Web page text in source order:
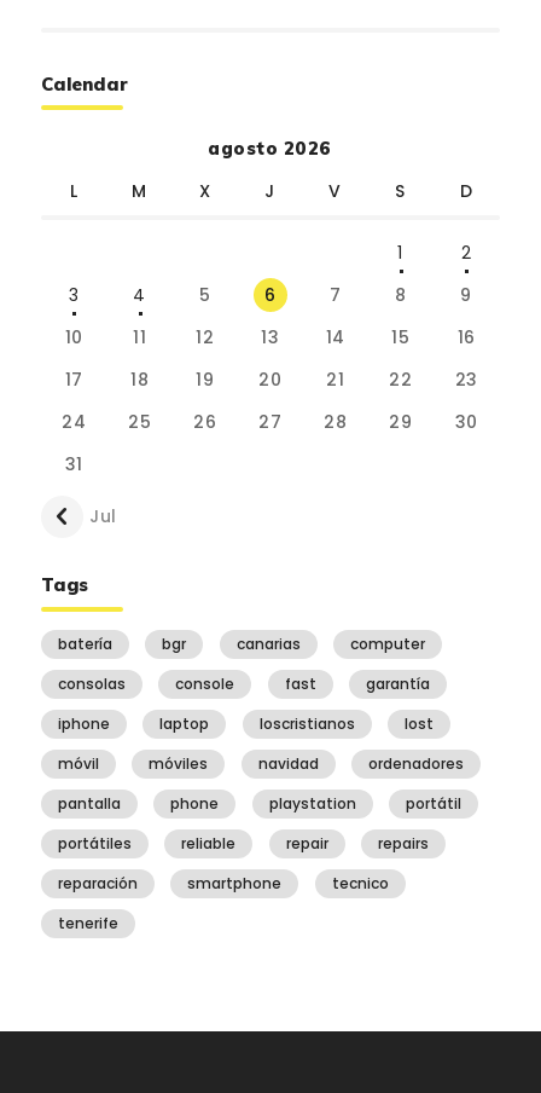
Calendar
agosto 2026
L M X J V S D
1
2
3
4 5 6 7 8
9
10
11 12 13 14 15
16
17
18 19 20 21 22
23
24
25 26 27 28 29
30
31
« Jul
Tags
batería bgr canarias
computer
consolas
console fast
garantía
iphone
laptop loscristianos
lost
móvil
móviles navidad
ordenadores
pantalla
phone playstation
portátil
portátiles
reliable repair
repairs
reparación
smartphone
tecnico
tenerife